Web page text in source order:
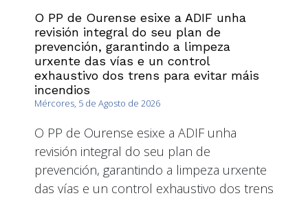
O PP de Ourense esixe a ADIF unha
revisión integral do seu plan de
prevención, garantindo a limpeza
urxente das vías e un control
exhaustivo dos trens para evitar máis
incendios
Mércores, 5 de Agosto de 2026
O PP de Ourense esixe a ADIF unha
revisión integral do seu plan de
prevención, garantindo a limpeza urxente
das vías e un control exhaustivo dos trens